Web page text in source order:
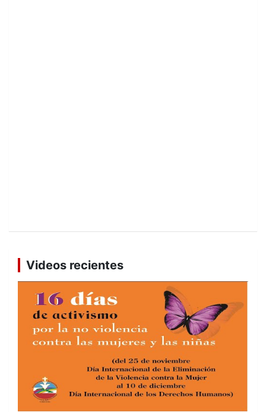
Videos recientes